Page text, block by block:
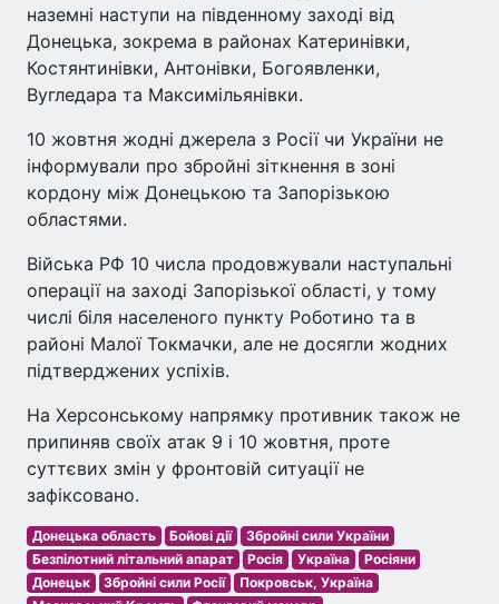
наземні наступи на південному заході від
Донецька, зокрема в районах Катеринівки,
Костянтинівки, Антонівки, Богоявленки,
Вугледара та Максимільянівки.
10 жовтня жодні джерела з Росії чи України не
інформували про збройні зіткнення в зоні
кордону між Донецькою та Запорізькою
областями.
Війська РФ 10 числа продовжували наступальні
операції на заході Запорізької області, у тому
числі біля населеного пункту Роботино та в
районі Малої Токмачки, але не досягли жодних
підтверджених успіхів.
На Херсонському напрямку противник також не
припиняв своїх атак 9 і 10 жовтня, проте
суттєвих змін у фронтовій ситуації не
зафіксовано.
Донецька область Бойові дії
Збройні сили України
Безпілотний літальний апарат
Росія Україна
Росіяни
Донецьк
Збройні сили Росії
Покровськ, Україна